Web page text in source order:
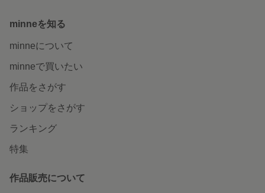
minneを知る
minneについて
minneで買いたい
作品をさがす
ショップをさがす
ランキング
特集
作品販売について